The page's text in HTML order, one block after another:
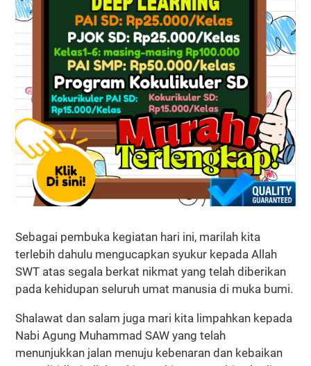
Sebagai pembuka kegiatan hari ini, marilah kita
terlebih dahulu mengucapkan syukur kepada Allah
SWT atas segala berkat nikmat yang telah diberikan
pada kehidupan seluruh umat manusia di muka bumi.
Shalawat dan salam juga mari kita limpahkan kepada
Nabi Agung Muhammad SAW yang telah
menunjukkan jalan menuju kebenaran dan kebaikan